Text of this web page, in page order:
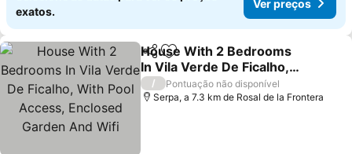
exatos.
Ver preços
PartilharAdicionar aos favoritos
House With 2 Bedrooms
In Vila Verde De Ficalho,
With Pool Access,
Enclosed Garden And
/
Pontuação não disponível
Serpa, a 7.3 km de Rosal de la Frontera